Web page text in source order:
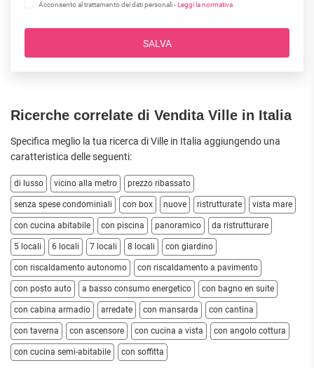
Acconsento al trattamento dei dati personali -Leggi la normativa
SALVA
Ricerche correlate di Vendita Ville in Italia
Specifica meglio la tua ricerca di Ville in Italia aggiungendo una
caratteristica delle seguenti:
di lusso vicino alla metro prezzo ribassato
senza spese condominiali con box nuove ristrutturate vista mare
con cucina abitabile con piscina panoramico da ristrutturare
5 locali 6 locali 7 locali 8 locali con giardino
con riscaldamento autonomo con riscaldamento a pavimento
con posto auto a basso consumo energetico con bagno en suite
con cabina armadio arredate con mansarda con cantina
con taverna con ascensore con cucina a vista con angolo cottura
con cucina semi-abitabile con soffitta